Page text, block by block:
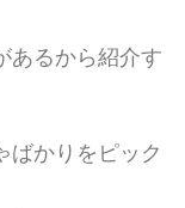
あるから紹介す
ばかりをピック